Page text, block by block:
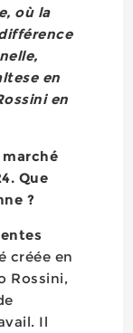
où la
en
en
marché
Que
?
créée en
Rossini,
Il